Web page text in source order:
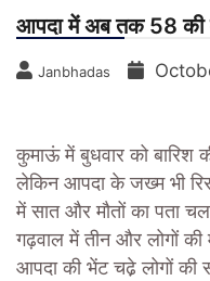
आपदा में अब तक 58 की
Janbhadas
कुमाऊं में बुधवार को बारिश
लेकिन आपदा के जख्म भी
में सात और मौतों का पता
गढ़वाल में तीन और लोगों
आपदा की भेंट चढे़ लोगों की